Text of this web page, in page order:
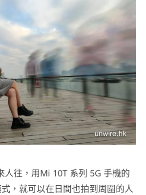
往，用Mi 10T 系列 5G 手機的
式，就可以在日間也拍到周圍的人